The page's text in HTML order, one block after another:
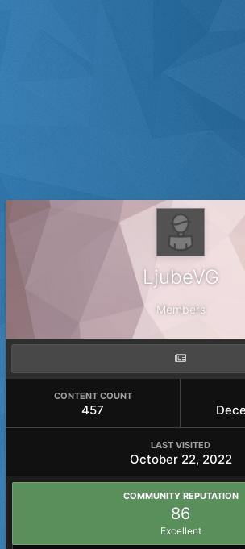
LjubeVG
Members
CONTENT COUNT
457
LAST VISITED
October 22, 2022
COMMUNITY REPUTATION
86
Excellent